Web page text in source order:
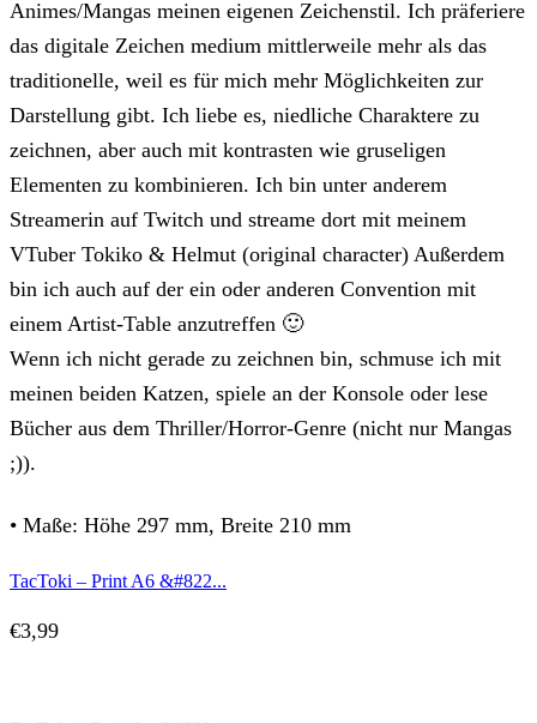
Animes/Mangas meinen eigenen Zeichenstil. Ich präferiere
das digitale Zeichen medium mittlerweile mehr als das
traditionelle, weil es für mich mehr Möglichkeiten zur
Darstellung gibt. Ich liebe es, niedliche Charaktere zu
zeichnen, aber auch mit kontrasten wie gruseligen
Elementen zu kombinieren. Ich bin unter anderem
Streamerin auf Twitch und streame dort mit meinem
VTuber Tokiko & Helmut (original character) Außerdem
bin ich auch auf der ein oder anderen Convention mit
einem Artist-Table anzutreffen 🙂
Wenn ich nicht gerade zu zeichnen bin, schmuse ich mit
meinen beiden Katzen, spiele an der Konsole oder lese
Bücher aus dem Thriller/Horror-Genre (nicht nur Mangas
;)).
• Maße: Höhe 297 mm, Breite 210 mm
TacToki – Print A6 &#822...
€3,99